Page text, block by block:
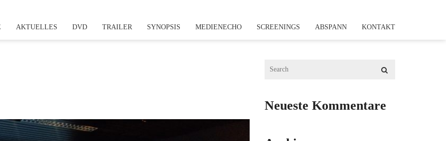
AKTUELLES DVD TRAILER SYNOPSIS MEDIENECHO SCREENINGS ABSPANN KONTAKT
Neueste Kommentare